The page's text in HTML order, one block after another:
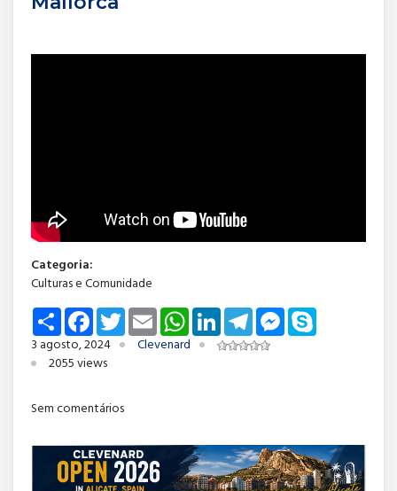
Categoria:
Culturas e Comunidade
Share FacebookTwitterEmail WhatsAppLinkedInTelegramMessenger
3 agosto, 2024
Clevenard
2055 views
Sem comentários